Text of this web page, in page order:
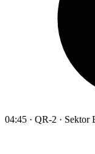
04:45 · QR-2 · Sektor